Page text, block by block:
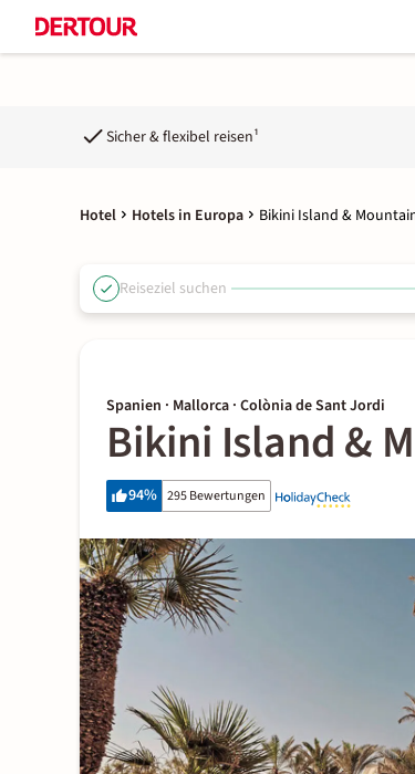
Sicher & flexibel reisen¹
Hotel Hotels in Europa Bikini Island &
Reiseziel suchen
Spanien · Mallorca · Colònia de Sant Jordi
Bikini Island &
94% 295 Bewertungen